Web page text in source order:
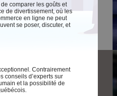
comparer les goûts et
de divertissement, où les
en ligne ne peut
se poser, discuter, et
Contrairement
conseils d’experts sur
et la possibilité de